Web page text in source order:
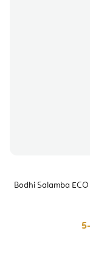
Bodhi Salamba